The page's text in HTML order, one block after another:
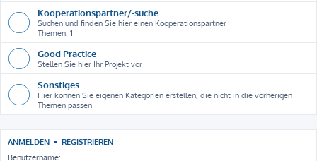
Kooperationspartner/-suche
Suchen und finden Sie hier einen Kooperationspartner
Themen: 1
Good Practice
Stellen Sie hier Ihr Projekt vor
Sonstiges
Hier können Sie eigenen Kategorien erstellen, die nicht in die vorherigen
Themen passen
ANMELDEN • REGISTRIEREN
Benutzername: